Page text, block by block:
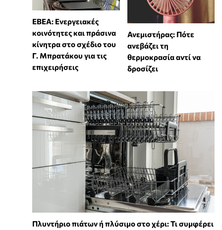
ΕΒΕΑ: Ενεργειακές
κοινότητες και πράσινα
κίνητρα στο σχέδιο του
Γ. Μπρατάκου για τις
επιχειρήσεις
Ανεμιστήρας: Πότε
ανεβάζει τη
θερμοκρασία αντί να
δροσίζει
Πλυντήριο πιάτων ή πλύσιμο στο χέρι: Τι συμφέρει